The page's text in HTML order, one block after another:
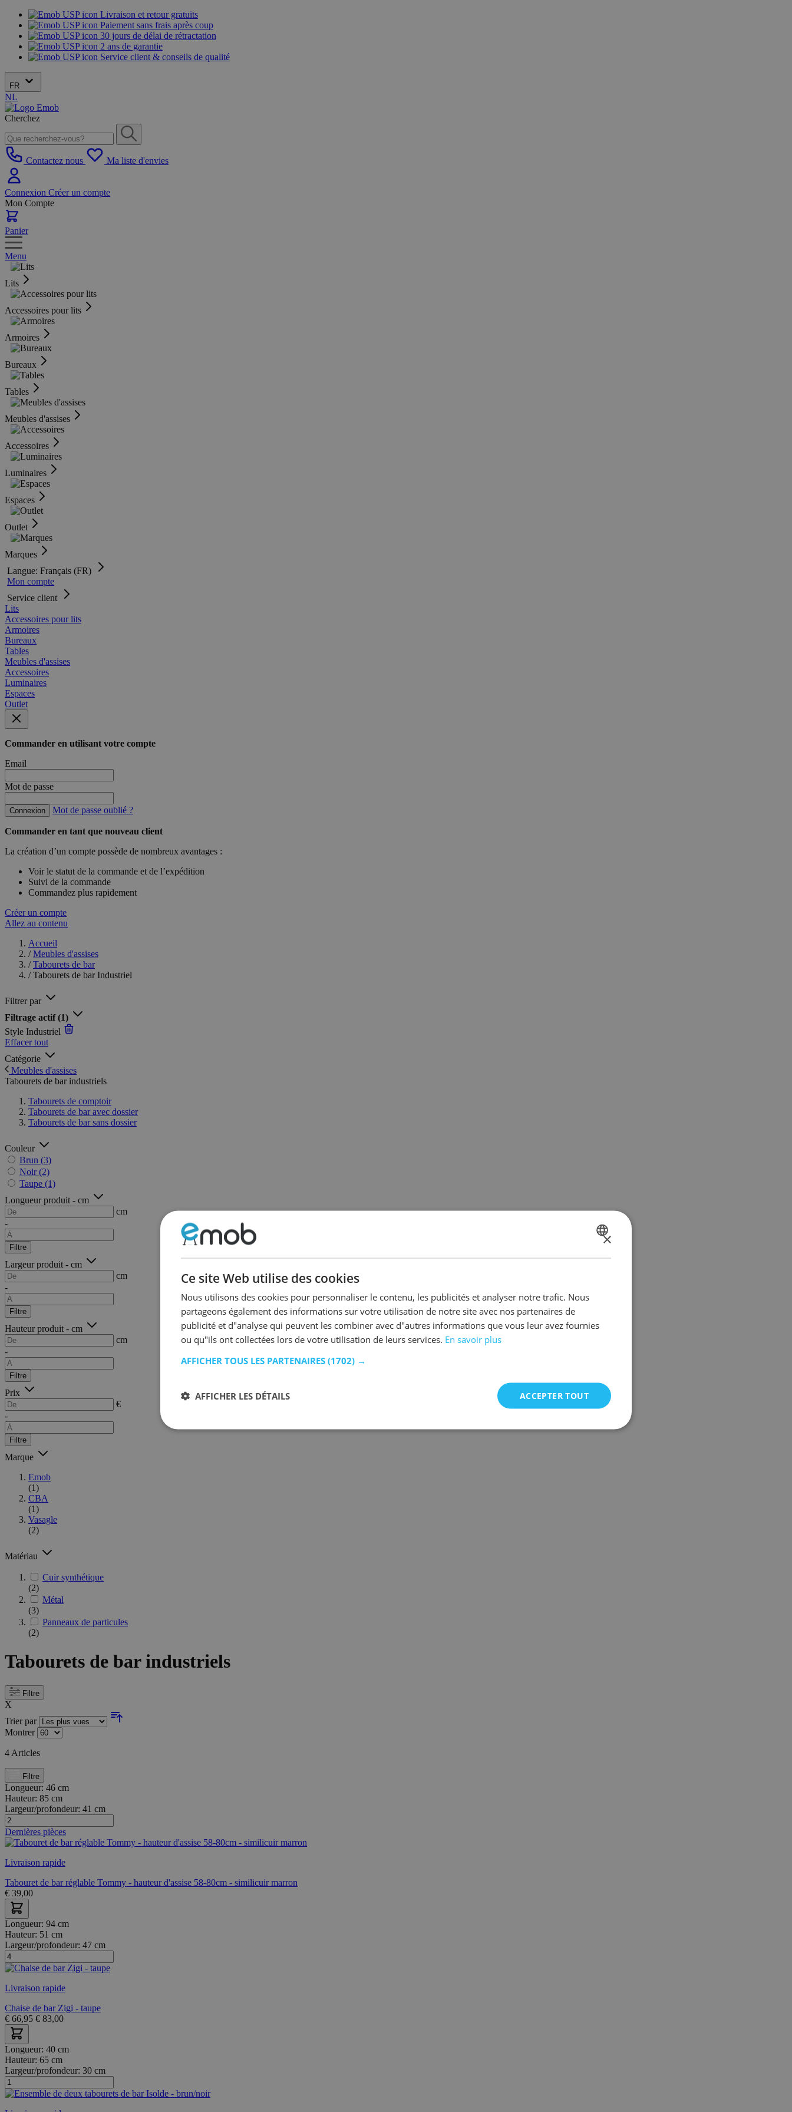
Livraison et retour gratuits
Paiement sans frais après coup
30 jours de délai de rétractation
2 ans de garantie
Service client & conseils de qualité
FR
NL
Cherchez
Contactez nous Ma liste d'envies
Connexion Créer un compte
Mon Compte
Panier
Menu
Lits
Accessoires pour lits
Armoires
Bureaux
Tables
Meubles d'assises
Accessoires
Luminaires
Espaces
Outlet
Marques
Langue: Français (FR)
Mon compte
Service client
Lits
Accessoires pour lits
Armoires
Bureaux
Tables
Meubles d'assises
Accessoires
Luminaires
Espaces
Outlet
Commander en utilisant votre compte
Email
Mot de passe
Connexion Mot de passe oublié ?
Commander en tant que nouveau client
La création d’un compte possède de nombreux avantages :
Voir le statut de la commande et de l’expédition
Suivi de la commande
Commandez plus rapidement
Créer un compte
Allez au contenu
Accueil
/ Meubles d'assises
/ Tabourets de bar
/ Tabourets de bar Industriel
Filtrer par
Filtrage actif(1)
Style Industriel
Effacer tout
Catégorie
Meubles d'assises
Tabourets de bar industriels
Tabourets de comptoir
Tabourets de bar avec dossier
Tabourets de bar sans dossier
Couleur
Brun (3)
Noir (2)
Taupe (1)
Longueur produit - cm
cm
-
Filtre
Largeur produit - cm
cm
-
Filtre
Hauteur produit - cm
cm
-
Filtre
Prix
€
-
Filtre
Marque
Emob
(1)
CBA
(1)
Vasagle
(2)
Matériau
Cuir synthétique
(2)
Métal
(3)
Panneaux de particules
(2)
Tabourets de bar industriels
Filtre
X
Trier par
Montrer
4 Articles
Filtre
Longueur: 46 cm
Hauteur: 85 cm
Largeur/profondeur: 41 cm
Dernières pièces
Livraison rapide
Tabouret de bar réglable Tommy - hauteur d'assise 58-80cm - similicuir marron
€ 39,00
Longueur: 94 cm
Hauteur: 51 cm
Largeur/profondeur: 47 cm
Livraison rapide
Chaise de bar Zigi - taupe
€ 66,95 € 83,00
Longueur: 40 cm
Hauteur: 65 cm
Largeur/profondeur: 30 cm
×
Ce site Web utilise des cookies
Nous utilisons des cookies pour personnaliser le contenu, les publicités et analyser notre trafic. Nous
partageons également des informations sur votre utilisation de notre site avec nos partenaires de
publicité et d"analyse qui peuvent les combiner avec d"autres informations que vous leur avez fournies
ou qu"ils ont collectées lors de votre utilisation de leurs services. En savoir plus
AFFICHER TOUS LES PARTENAIRES (1702) →
ACCEPTER TOUT
AFFICHER LES DÉTAILS